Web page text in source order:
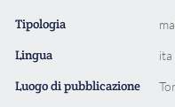
Tipologia
Lingua ita
Luogo di pubblicazione